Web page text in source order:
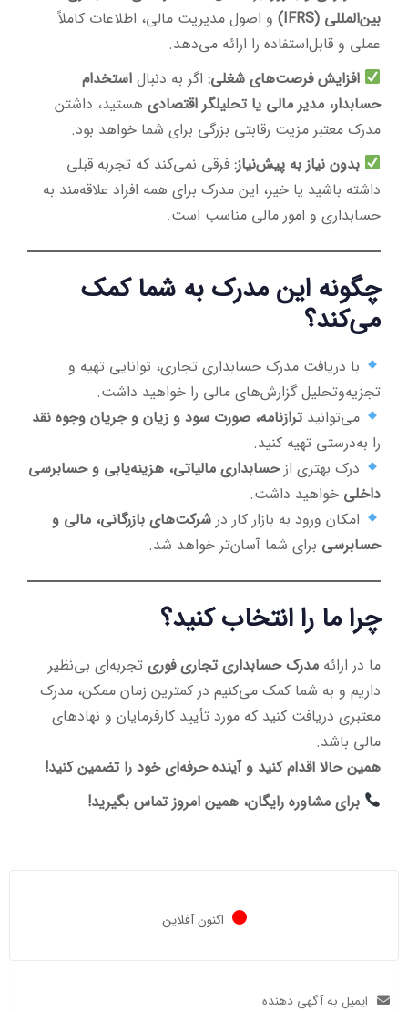
بین‌المللی (IFRS)
و اصول مدیریت مالی، اطلاعات کاملاً
عملی و قابل‌استفاده را ارائه می‌دهد.
افزایش فرصت‌های شغلی: اگر به دنبالاستخدام
حسابدار، مدیر مالی یا تحلیلگر اقتصادی هستید، داشتن
مدرک معتبر مزیت رقابتی بزرگی برای شما خواهد بود.
بدون نیاز به پیش‌نیاز: فرقی نمی‌کند که تجربه قبلی
داشته باشید یا خیر، این مدرک برای همه افراد علاقه‌مند به
حسابداری و امور مالی مناسب است.
چگونه این مدرک به شما کمک
می‌کند؟
با دریافت مدرک حسابداری تجاری، توانایی تهیه و
تجزیه‌وتحلیل گزارش‌های مالی را خواهید داشت.
می‌توانیدترازنامه، صورت سود و زیان و جریان وجوه نقد
را به‌درستی تهیه کنید.
درک بهتری ازحسابداری مالیاتی، هزینه‌یابی و حسابرسی
داخلی خواهید داشت.
امکان ورود به بازار کار درشرکت‌های بازرگانی، مالی و
حسابرسی برای شما آسان‌تر خواهد شد.
چرا ما را انتخاب کنید؟
ما در ارائه مدرک حسابداری تجاری فوری تجربه‌ای بی‌نظیر
داریم و به شما کمک می‌کنیم در کمترین زمان ممکن، مدرک
معتبری دریافت کنید که مورد تأیید کارفرمایان و نهادهای
مالی باشد.
همین حالا اقدام کنید و آینده حرفه‌ای خود را تضمین کنید!
برای مشاوره رایگان، همین امروز تماس بگیرید!
اکنون آفلاین
ایمیل به آگهی دهنده